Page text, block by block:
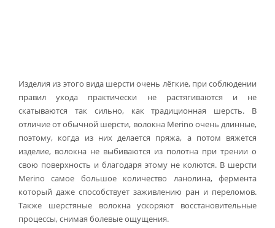
Изделия из этого вида шерсти очень лёгкие, при соблюдении
правил ухода практически не растягиваются и не
скатываются так сильно, как традиционная шерсть. В
отличие от обычной шерсти, волокна Merino очень длинные,
поэтому, когда из них делается пряжа, а потом вяжется
изделие, волокна не выбиваются из полотна при трении о
свою поверхность и благодаря этому не колются. В шерсти
Merino самое большое количество ланолина, фермента
который даже способствует заживлению ран и переломов.
Также шерстяные волокна ускоряют восстановительные
процессы, снимая болевые ощущения.